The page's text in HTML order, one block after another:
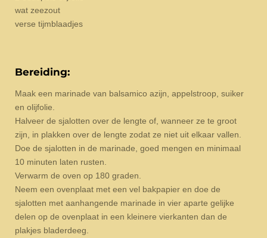
wat zeezout
verse tijmblaadjes
Bereiding:
Maak een marinade van balsamico azijn, appelstroop, suiker
en olijfolie.
Halveer de sjalotten over de lengte of, wanneer ze te groot
zijn, in plakken over de lengte zodat ze niet uit elkaar vallen.
Doe de sjalotten in de marinade, goed mengen en minimaal
10 minuten laten rusten.
Verwarm de oven op 180 graden.
Neem een ovenplaat met een vel bakpapier en doe de
sjalotten met aanhangende marinade in vier aparte gelijke
delen op de ovenplaat in een kleinere vierkanten dan de
plakjes bladerdeeg.